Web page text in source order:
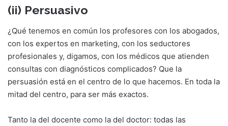
(ii) Persuasivo
¿Qué tenemos en común los profesores con los abogados,
con los expertos en marketing, con los seductores
profesionales y, digamos, con los médicos que atienden
consultas con diagnósticos complicados? Que la
persuasión está en el centro de lo que hacemos. En toda la
mitad del centro, para ser más exactos.
Tanto la del docente como la del doctor: todas las